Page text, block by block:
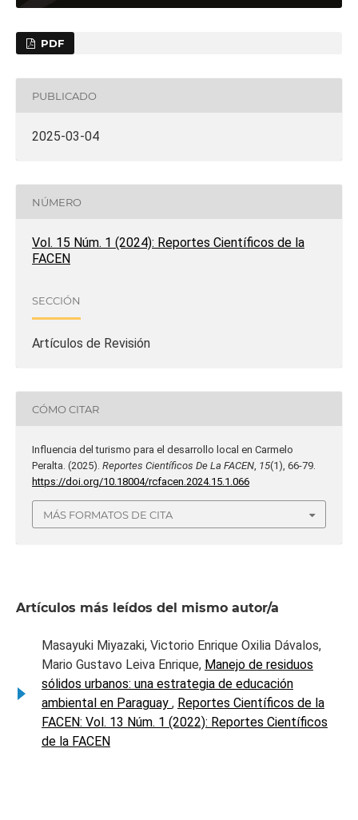
PDF
PUBLICADO
2025-03-04
NÚMERO
Vol. 15 Núm. 1 (2024): Reportes Científicos de la
FACEN
SECCIÓN
Artículos de Revisión
CÓMO CITAR
Influencia del turismo para el desarrollo local en Carmelo
Peralta. (2025). Reportes Científicos De La FACEN, 15(1), 66-79.
https://doi.org/10.18004/rcfacen.2024.15.1.066
MÁS FORMATOS DE CITA
Artículos más leídos del mismo autor/a
Masayuki Miyazaki, Victorio Enrique Oxilia Dávalos,
Mario Gustavo Leiva Enrique, Manejo de residuos
sólidos urbanos: una estrategia de educación
ambiental en Paraguay , Reportes Científicos de la
FACEN: Vol. 13 Núm. 1 (2022): Reportes Científicos
de la FACEN